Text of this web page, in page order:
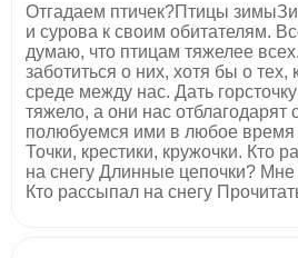
Отгадаем птичек?Птицы
и сурова к своим обитателям.
думаю, что птицам тяжелее
заботиться о них, хотя бы о тех,
среде между нас. Дать
тяжело, а они нас
полюбуемся ими в любое время
Точки, крестики, кружочки. Кто
на снегу Длинные цепочки? Мне
Кто рассыпал на снегу